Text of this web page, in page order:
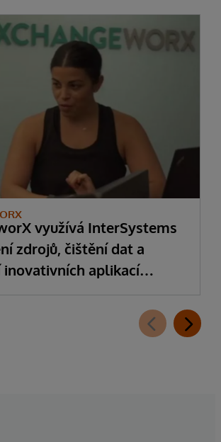
využívá InterSystems
zdrojů, čištění dat a
aplikací